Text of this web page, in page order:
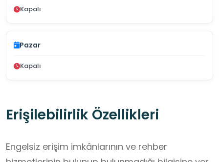
Kapalı
Pazar
Kapalı
Erişilebilirlik Özellikleri
Engelsiz erişim imkânlarının ve rehber